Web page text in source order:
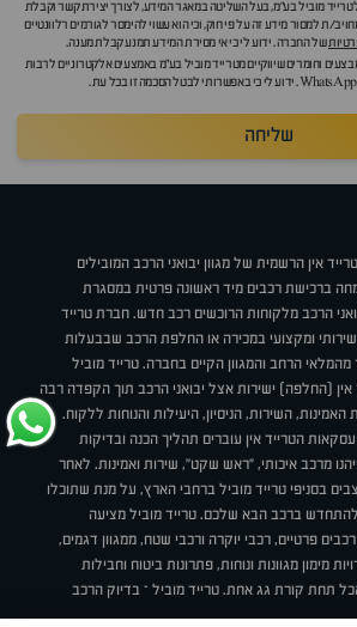
מוביל בע"מ, בעל השליטה במאגר המידע, לצורך יצירת קשר וקבלת
ת למסור מידע זה על פי חוק, וכי הוא עשוי להימסר לגורמים רלוונטיים
של החברה. ידוע לי כי אי מסירת המידע תמנע קבלת מענה.
וחומרים שיווקיים מטרייד מוביל בע"מ באמצעים אלקטרוניים לרבות
שליחה
אין הרשמית של מגוון יבואני הרכב המובילים
ברכישת רכבים מיד ראשונה פרטית במסגרת
הרכב מלקוחות הרוכשים רכב חדש. חברת טרייד
שירותי ומקצועי במכירה או החלפת הרכב שבבעלות
הרחב והמגוון הקיים בחברה. טרייד מוביל
(החלפה) ישירות אצל יבואני הרכב תוך הקפדה רבה
האמינות, השירות, הניסיון, היעילות והנוחות ללקוח.
הטרייד אין עוברים תהליך הכנה ובדיקות
מרכב איכותי, "ראש שקט", שירות ואמינות. לאחר
בסניפי טרייד מוביל ברחבי הארץ, על מנת שתוכלו
ברכב הבא שלכם. טרייד מוביל מציעה
פרטיים, רכבי יוקרה ורכבי שטח, ממגוון דגמים,
מימון מגוונות ונוחות, פתרונות ביטוח וחבילות
תחת קורת גג אחת. טרייד מוביל – בדיוק הרכב